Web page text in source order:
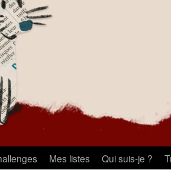
Mes listes Qui suis-je ?